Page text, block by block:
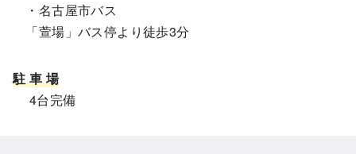
・名古屋市バス
「萱場」バス停より徒歩3分
駐 車 場
4台完備